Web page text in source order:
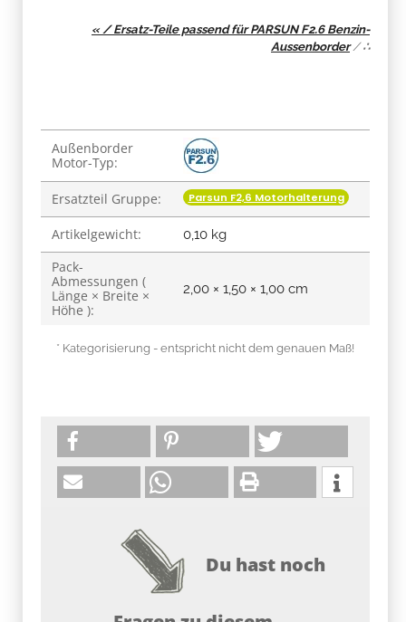
« / Ersatz-Teile passend für PARSUN F2.6 Benzin-
Aussenborder/∴
Produkteigenschaft
Wert
Außenborder
Motor-Typ:
Ersatzteil Gruppe: Parsun F2,6 Motorhalterung
Artikelgewicht: 0,10 kg
Pack-
Abmessungen (
Länge × Breite ×
Höhe ):
2,00 × 1,50 × 1,00 cm
* Kategorisierung - entspricht nicht dem genauen Maß!
Du hast noch